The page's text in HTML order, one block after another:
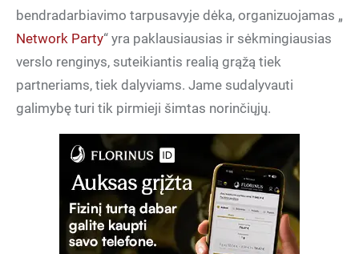
bendradarbiavimo tarpusavyje dėka, organizuojamas „
Network Party“ yra paklausiausias ir sėkmingiausias
verslo renginys, suteikiantis realią grąžą tiek
partneriams, tiek dalyviams. Jame sudalyvauti
galimybę turi tik pirmieji šimtas norinčiųjų.